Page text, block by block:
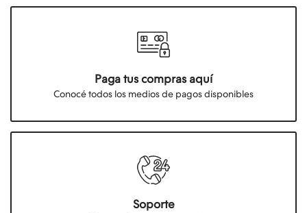
Paga tus compras aquí
Conocé todos los medios de pagos disponibles
Soporte